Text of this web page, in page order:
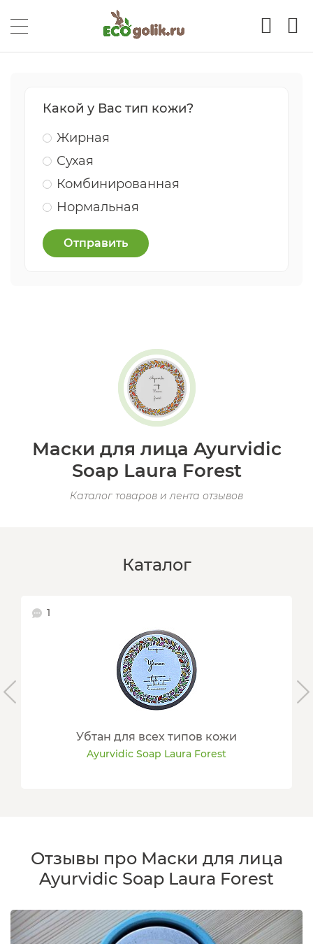
Какой у Вас тип кожи?
Жирная
Сухая
Комбинированная
Нормальная
Отправить
Маски для лица Ayurvidic
Soap Laura Forest
Каталог товаров и лента отзывов
Каталог
1
Убтан для всех типов кожи
Ayurvidic Soap Laura Forest
Отзывы про Маски для лица
Ayurvidic Soap Laura Forest